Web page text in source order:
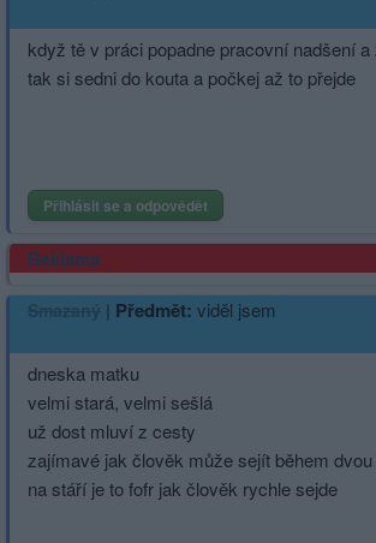
když tě v práci popadne pracovní nadšení a
tak si sedni do kouta a počkej až to přejde
Přihlásit se a odpovědět
Reklama
Smazaný | Předmět: viděl jsem
dneska matku
velmi stará, velmi sešlá
už dost mluví z cesty
zajímavé jak člověk může sejít během
na stáří je to fofr jak člověk rychle sejde